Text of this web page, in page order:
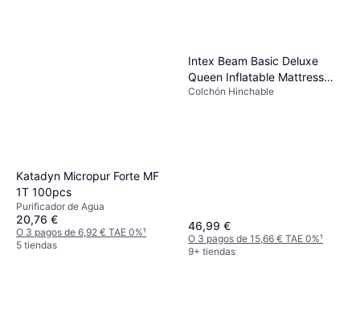
Katadyn Micropur Forte MF
1T 100pcs
Purificador de Agua
20,76 €
O 3 pagos de 6,92 € TAE 0%¹
5 tiendas
Intex Beam Basic Deluxe
Queen Inflatable Mattress
64136ND
Colchón Hinchable
46,99 €
O 3 pagos de 15,66 € TAE 0%¹
9+ tiendas